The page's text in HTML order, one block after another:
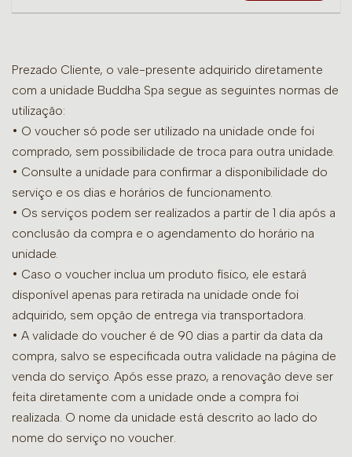
Prezado Cliente, o vale-presente adquirido diretamente
com a unidade Buddha Spa segue as seguintes normas de
utilização:
• O voucher só pode ser utilizado na unidade onde foi
comprado, sem possibilidade de troca para outra unidade.
• Consulte a unidade para confirmar a disponibilidade do
serviço e os dias e horários de funcionamento.
• Os serviços podem ser realizados a partir de 1 dia após a
conclusão da compra e o agendamento do horário na
unidade.
• Caso o voucher inclua um produto físico, ele estará
disponível apenas para retirada na unidade onde foi
adquirido, sem opção de entrega via transportadora.
• A validade do voucher é de 90 dias a partir da data da
compra, salvo se especificada outra validade na página de
venda do serviço. Após esse prazo, a renovação deve ser
feita diretamente com a unidade onde a compra foi
realizada. O nome da unidade está descrito ao lado do
nome do serviço no voucher.